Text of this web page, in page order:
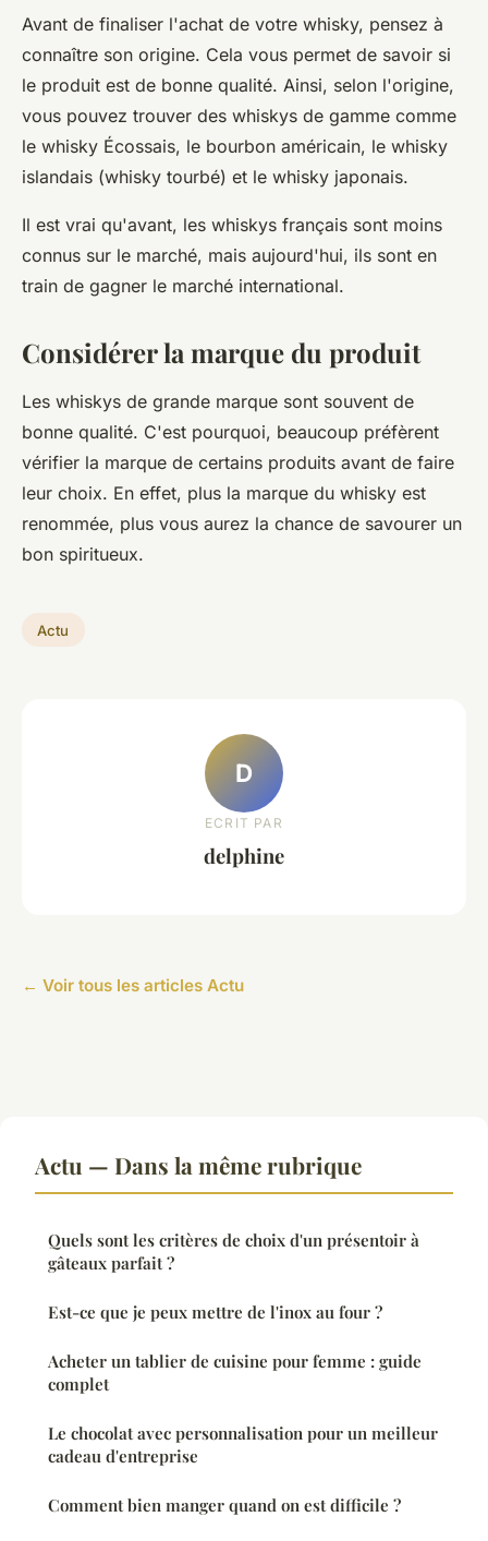
Avant de finaliser l'achat de votre whisky, pensez à
connaître son origine. Cela vous permet de savoir si
le produit est de bonne qualité. Ainsi, selon l'origine,
vous pouvez trouver des whiskys de gamme comme
le whisky Écossais, le bourbon américain, le whisky
islandais (whisky tourbé) et le whisky japonais.
Il est vrai qu'avant, les whiskys français sont moins
connus sur le marché, mais aujourd'hui, ils sont en
train de gagner le marché international.
Considérer la marque du produit
Les whiskys de grande marque sont souvent de
bonne qualité. C'est pourquoi, beaucoup préfèrent
vérifier la marque de certains produits avant de faire
leur choix. En effet, plus la marque du whisky est
renommée, plus vous aurez la chance de savourer un
bon spiritueux.
Actu
D
ECRIT PAR
delphine
← Voir tous les articles Actu
Actu — Dans la même rubrique
Quels sont les critères de choix d'un présentoir à
gâteaux parfait ?
Est-ce que je peux mettre de l'inox au four ?
Acheter un tablier de cuisine pour femme : guide
complet
Le chocolat avec personnalisation pour un meilleur
cadeau d'entreprise
Comment bien manger quand on est difficile ?